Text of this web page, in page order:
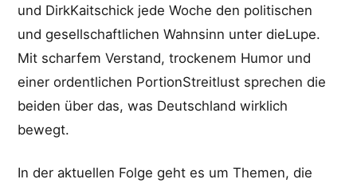
und DirkKaitschick jede Woche den politischen
und gesellschaftlichen Wahnsinn unter dieLupe.
Mit scharfem Verstand, trockenem Humor und
einer ordentlichen PortionStreitlust sprechen die
beiden über das, was Deutschland wirklich
bewegt.
In der aktuellen Folge geht es um Themen, die